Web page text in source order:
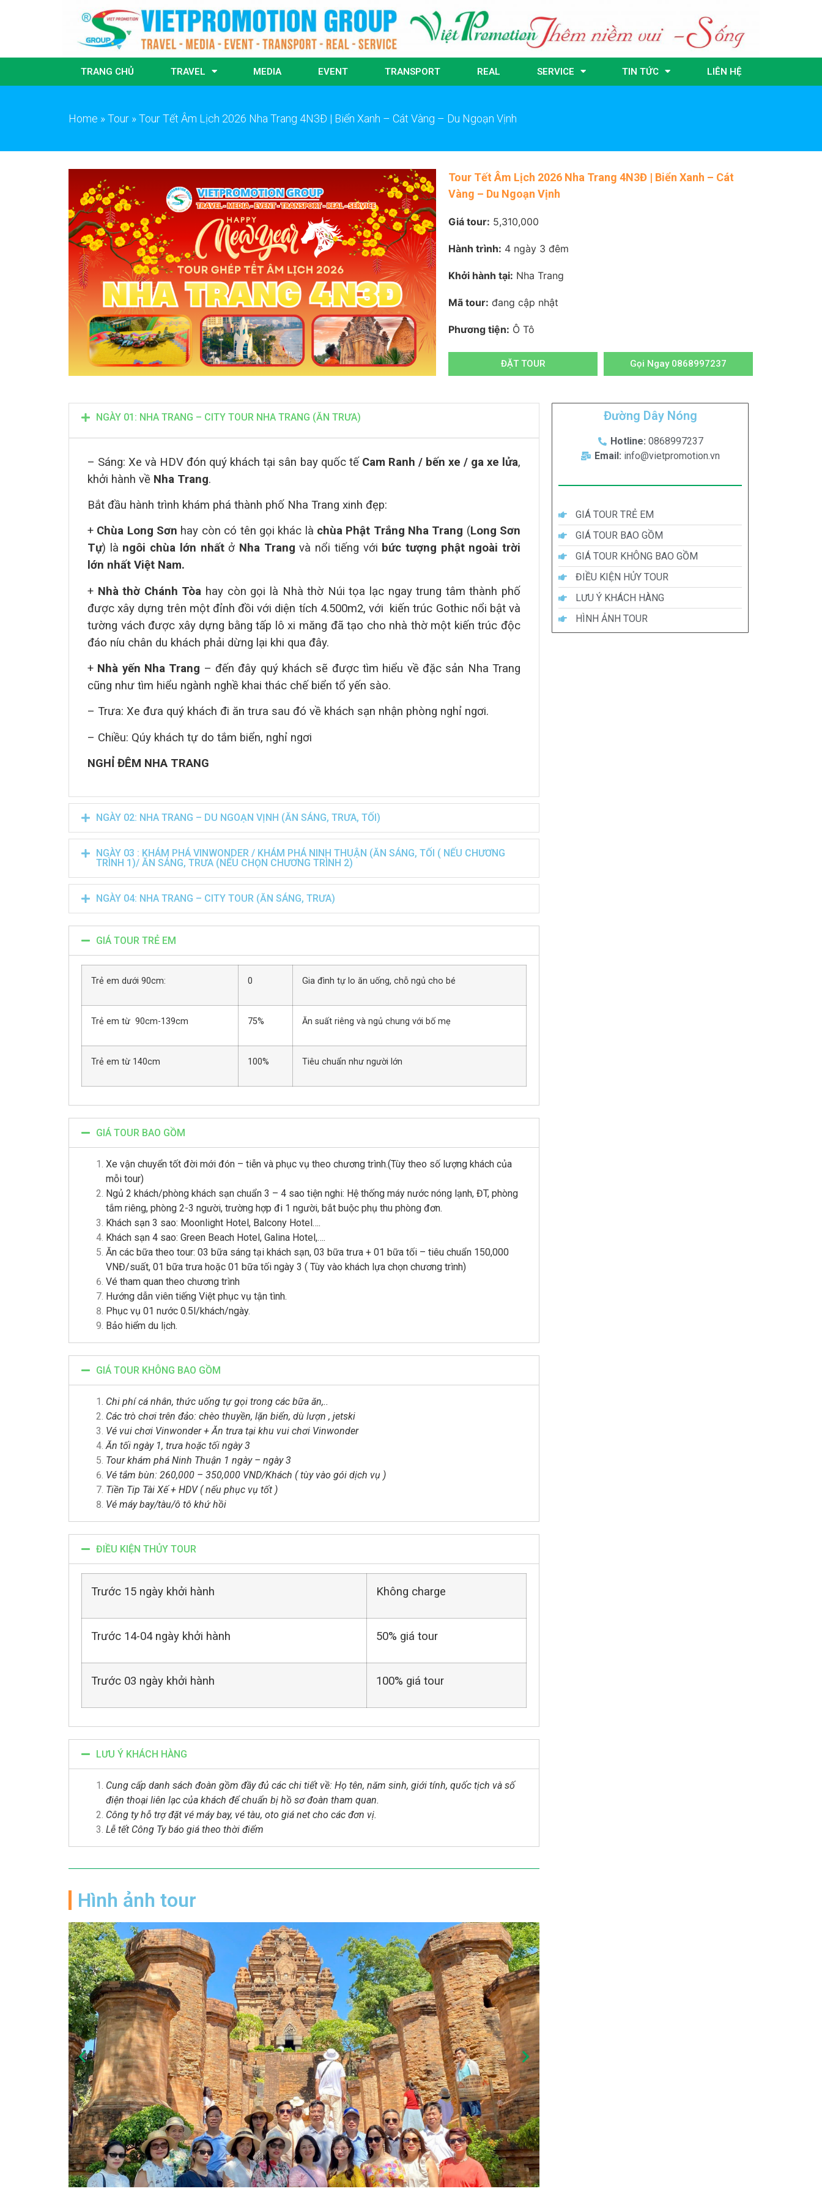
TRANG CHỦ TRAVEL MEDIA EVENT TRANSPORT REAL SERVICE TIN TỨC LIÊN HỆ
Home »Tour »Tour Tết Âm Lịch 2026 Nha Trang 4N3Đ | Biển Xanh – Cát Vàng – Du Ngoạn Vịnh
Tour Tết Âm Lịch 2026 Nha Trang 4N3Đ | Biển Xanh – Cát
Vàng – Du Ngoạn Vịnh
Giá tour: 5,310,000
Hành trình: 4 ngày 3 đêm
Khởi hành tại: Nha Trang
Mã tour: đang cập nhật
Phương tiện: Ô Tô
ĐẶT TOUR Gọi Ngay 0868997237
NGÀY 01: NHA TRANG – CITY TOUR NHA TRANG (ĂN TRƯA)
– Sáng:Xe và HDV đón quý khách tại sân bay quốc tế Cam Ranh / bến xe / ga xe lửa,
khởi hành về Nha Trang.
Bắt đầu hành trình khám phá thành phố Nha Trang xinh đẹp:
+ Chùa Long Sơn hay còn có tên gọi khác là chùa Phật Trắng Nha Trang (Long Sơn
Tự) là ngôi chùa lớn nhấtở Nha Trang và nổi tiếng với bức tượng phật ngoài trời
lớn nhất Việt Nam.
+ Nhà thờ Chánh Tòa hay còn gọi là Nhà thờ Núi tọa lạc ngay trung tâm thành phố
được xây dựng trên một đỉnh đồi với diện tích 4.500m2, với kiến trúc Gothic nổi bật và
tường vách được xây dựng bằng tấp lô xi măng đã tạo cho nhà thờ một kiến trúc độc
đáo níu chân du khách phải dừng lại khi qua đây.
+ Nhà yến Nha Trang – đến đây quý khách sẽ được tìm hiểu về đặc sản Nha Trang
cũng như tìm hiểu ngành nghề khai thác chế biển tổ yến sào.
– Trưa: Xe đưa quý khách đi ăn trưa sau đó về khách sạn nhận phòng nghỉ ngơi.
– Chiều: Qúy khách tự do tắm biển, nghỉ ngơi
NGHỈ ĐÊM NHA TRANG
NGÀY 02: NHA TRANG – DU NGOẠN VỊNH (ĂN SÁNG, TRƯA, TỐI)
NGÀY 03 : KHÁM PHÁ VINWONDER / KHÁM PHÁ NINH THUẬN (ĂN SÁNG, TỐI ( NẾU CHƯƠNG
TRÌNH 1)/ ĂN SÁNG, TRƯA (NẾU CHỌN CHƯƠNG TRÌNH 2)
NGÀY 04: NHA TRANG – CITY TOUR (ĂN SÁNG, TRƯA)
GIÁ TOUR TRẺ EM
Trẻ em dưới 90cm: 0 Gia đình tự lo ăn uống, chỗ ngủ cho bé
Trẻ em từ 90cm-139cm 75% Ăn suất riêng và ngủ chung với bố mẹ
Trẻ em từ 140cm 100% Tiêu chuẩn như người lớn
GIÁ TOUR BAO GỒM
Xe vận chuyển tốt đời mới đón – tiễn và phục vụ theo chương trình.(Tùy theo số lượng khách của
mỗi tour)
Ngủ 2 khách/phòng khách sạn chuẩn 3 – 4 sao tiện nghi: Hệ thống máy nước nóng lạnh, ĐT, phòng
tắm riêng, phòng 2-3 người, trường hợp đi 1 người, bắt buộc phụ thu phòng đơn.
Khách sạn 3 sao: Moonlight Hotel, Balcony Hotel….
Khách sạn 4 sao: Green Beach Hotel, Galina Hotel,….
Ăn các bữa theo tour: 03 bữa sáng tại khách sạn, 03 bữa trưa + 01 bữa tối – tiêu chuẩn 150,000
VNĐ/suất, 01 bữa trưa hoặc 01 bữa tối ngày 3 ( Tùy vào khách lựa chọn chương trình)
Vé tham quan theo chương trình
Hướng dẫn viên tiếng Việt phục vụ tận tình.
Phục vụ 01 nước 0.5l/khách/ngày.
Bảo hiểm du lịch.
GIÁ TOUR KHÔNG BAO GỒM
Chi phí cá nhân, thức uống tự gọi trong các bữa ăn,..
Các trò chơi trên đảo: chèo thuyền, lặn biển, dù lượn , jetski
Vé vui chơi Vinwonder + Ăn trưa tại khu vui chơi Vinwonder
Ăn tối ngày 1, trưa hoặc tối ngày 3
Tour khám phá Ninh Thuận 1 ngày – ngày 3
Vé tắm bùn: 260,000 – 350,000 VND/Khách ( tùy vào gói dịch vụ )
Tiền Tip Tài Xế + HDV ( nếu phục vụ tốt )
Vé máy bay/tàu/ô tô khứ hồi
ĐIỀU KIỆN THỦY TOUR
Trước 15 ngày khởi hành Không charge
Trước 14-04 ngày khởi hành 50% giá tour
Trước 03 ngày khởi hành 100% giá tour
LƯU Ý KHÁCH HÀNG
Cung cấp danh sách đoàn gồm đầy đủ các chi tiết về: Họ tên, năm sinh, giới tính, quốc tịch và số
điện thoại liên lạc của khách để chuẩn bị hồ sơ đoàn tham quan.
Công ty hỗ trợ đặt vé máy bay, vé tàu, oto giá net cho các đơn vị.
Lễ tết Công Ty báo giá theo thời điểm
Hình ảnh tour
Đường Dây Nóng
Hotline: 0868997237
Email: info@vietpromotion.vn
GIÁ TOUR TRẺ EM
GIÁ TOUR BAO GỒM
GIÁ TOUR KHÔNG BAO GỒM
ĐIỀU KIỆN HỦY TOUR
LƯU Ý KHÁCH HÀNG
HÌNH ẢNH TOUR